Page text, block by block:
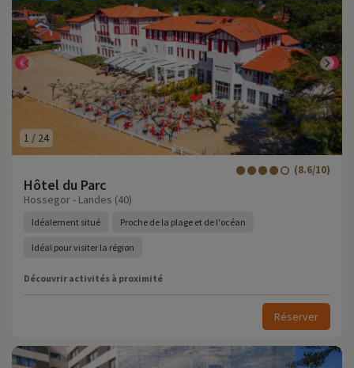
1 / 24
Hôtel du Parc
(8.6/10)
Hossegor - Landes (40)
Idéalement situé Proche de la plage et de l'océan
Idéal pour visiter la région
Découvrir activités à proximité
Réserver